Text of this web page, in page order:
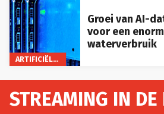
ARTIFICIËLE INTELLIGENTIE
Groei van AI-
voor een
waterverbruik
STREAMING IN DE